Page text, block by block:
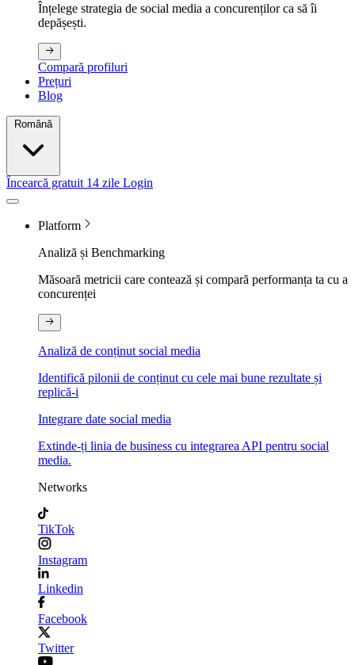
Înțelege strategia de social media a concurenților ca să îi
depășești.
Compară profiluri
Prețuri
Blog
Română
Încearcă gratuit 14 zile Login
Platform
Analiză și Benchmarking
Măsoară metricii care contează și compară performanța ta cu a
concurenței
Analiză de conținut social media
Identifică pilonii de conținut cu cele mai bune rezultate și
replică-i
Integrare date social media
Extinde-ți linia de business cu integrarea API pentru social
media.
Networks
TikTok
Instagram
Linkedin
Facebook
Twitter